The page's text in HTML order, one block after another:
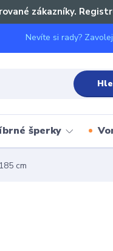
zákazníky.
Nevíte si rady?
šperky
cm